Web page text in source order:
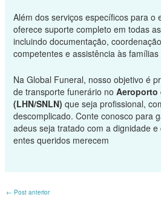
Além dos serviços específicos para o
oferece suporte completo em todas
incluindo documentação,
competentes e assistência às
Na Global Funeral, nosso objetivo é
de transporte funerário no Aeroporto
(LHN/SNLN) que seja profissional,
descomplicado. Conte conosco para
adeus seja tratado com a dignidade
entes queridos merecem
← Post anterior